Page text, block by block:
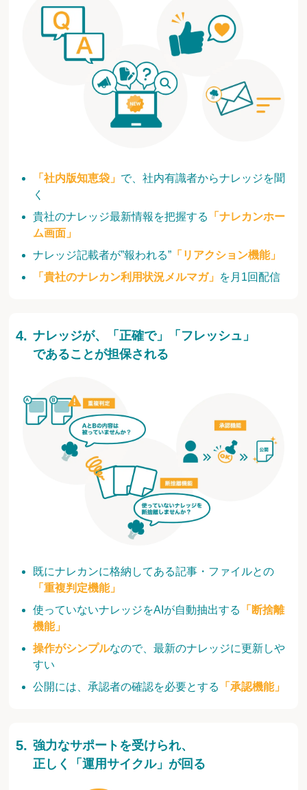
「社内版知恵袋」 で、社内有識者からナレッジを聞
く
貴社のナレッジ最新情報を把握する
「ナレカンホー
ム画面」
ナレッジ記載者が”報われる” 「リアクション機能」
「貴社のナレカン利用状況メルマガ」 を月1回配信
既にナレカンに格納してある記事・ファイルとの
「重複判定機能」
使っていないナレッジをAIが自動抽出する
「断捨離
機能」
操作がシンプルなので、最新のナレッジに更新しや
すい
公開には、承認者の確認を必要とする
「承認機能」
ナレッジが、「正確で」「フレッシュ」
であることが担保される
強力なサポートを受けられ、
正しく「運用サイクル」が回る